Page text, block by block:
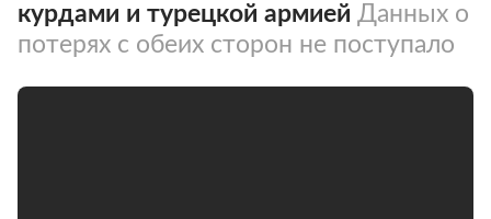
курдами и турецкой армией Данных о
потерях с обеих сторон не поступало